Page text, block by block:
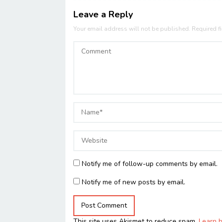
Leave a Reply
Your email address will not be published. Required
Notify me of follow-up comments by email.
Notify me of new posts by email.